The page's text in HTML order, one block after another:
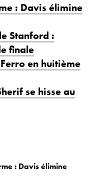
: Davis élimine
Stanford :
finale
en huitième
se hisse au
: Davis élimine